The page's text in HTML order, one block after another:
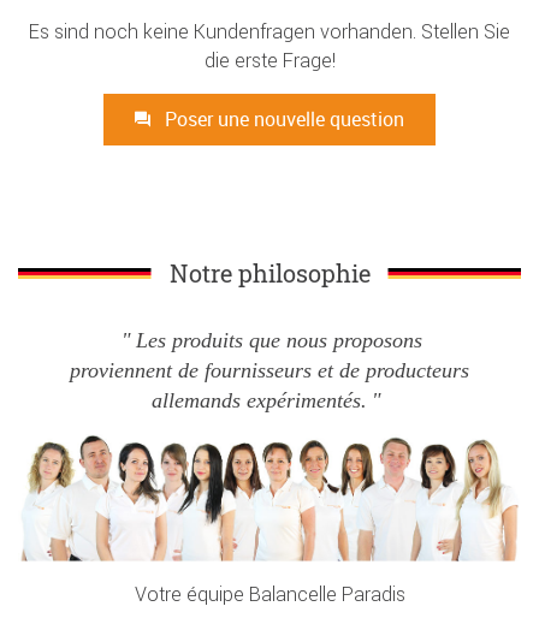
Es sind noch keine Kundenfragen vorhanden. Stellen Sie
die erste Frage!
Poser une nouvelle question
Notre philosophie
Les produits que nous proposons
proviennent de fournisseurs et de producteurs
allemands expérimentés.
Votre équipe Balancelle Paradis